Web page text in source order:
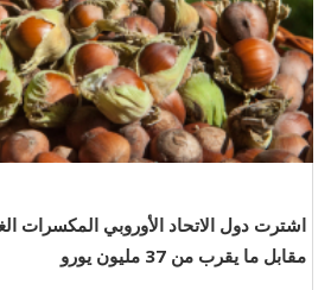
اشترت دول الاتحاد الأوروبي المكسرات
مقابل ما يقرب من 37 مليون يورو